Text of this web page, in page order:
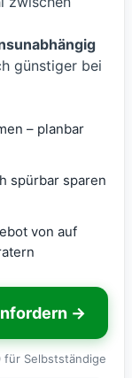
günstiger bei
– planbar
spürbar sparen
von auf
→
für Selbstständige